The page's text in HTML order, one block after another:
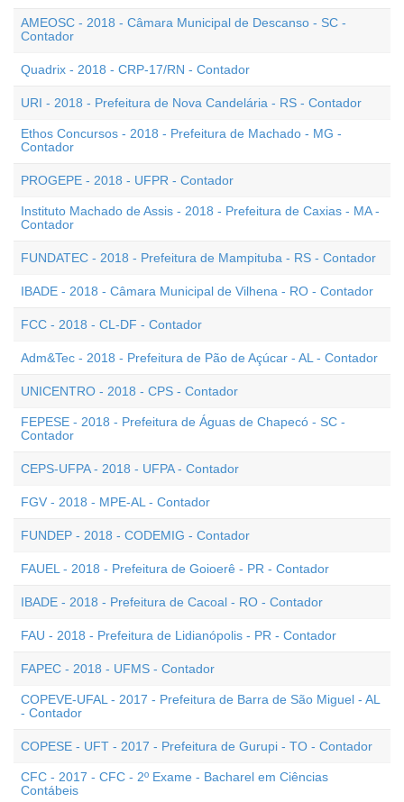
AMEOSC - 2018 - Câmara Municipal de Descanso - SC -
Contador
Quadrix - 2018 - CRP-17/RN - Contador
URI - 2018 - Prefeitura de Nova Candelária - RS - Contador
Ethos Concursos - 2018 - Prefeitura de Machado - MG -
Contador
PROGEPE - 2018 - UFPR - Contador
Instituto Machado de Assis - 2018 - Prefeitura de Caxias - MA -
Contador
FUNDATEC - 2018 - Prefeitura de Mampituba - RS - Contador
IBADE - 2018 - Câmara Municipal de Vilhena - RO - Contador
FCC - 2018 - CL-DF - Contador
Adm&Tec - 2018 - Prefeitura de Pão de Açúcar - AL - Contador
UNICENTRO - 2018 - CPS - Contador
FEPESE - 2018 - Prefeitura de Águas de Chapecó - SC -
Contador
CEPS-UFPA - 2018 - UFPA - Contador
FGV - 2018 - MPE-AL - Contador
FUNDEP - 2018 - CODEMIG - Contador
FAUEL - 2018 - Prefeitura de Goioerê - PR - Contador
IBADE - 2018 - Prefeitura de Cacoal - RO - Contador
FAU - 2018 - Prefeitura de Lidianópolis - PR - Contador
FAPEC - 2018 - UFMS - Contador
COPEVE-UFAL - 2017 - Prefeitura de Barra de São Miguel - AL
- Contador
COPESE - UFT - 2017 - Prefeitura de Gurupi - TO - Contador
CFC - 2017 - CFC - 2º Exame - Bacharel em Ciências
Contábeis